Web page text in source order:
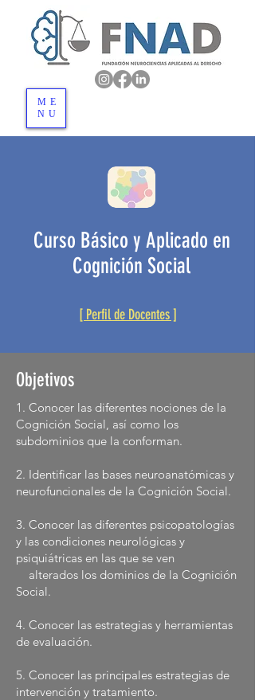
ME
NU
Curso Básico y Aplicado en
Cognición Social
[ Perfil de Docentes ]
Objetivos
1. Conocer las diferentes nociones de la
Cognición Social, así como los
subdominios que la conforman.
2. Identificar las bases neuroanatómicas y
neurofuncionales de la Cognición Social.
3. Conocer las diferentes psicopatologías
y las condiciones neurológicas y
psiquiátricas en las que se ven
alterados los dominios de la Cognición
Social.
4. Conocer las estrategias y herramientas
de evaluación.
5. Conocer las principales estrategias de
intervención y tratamiento.